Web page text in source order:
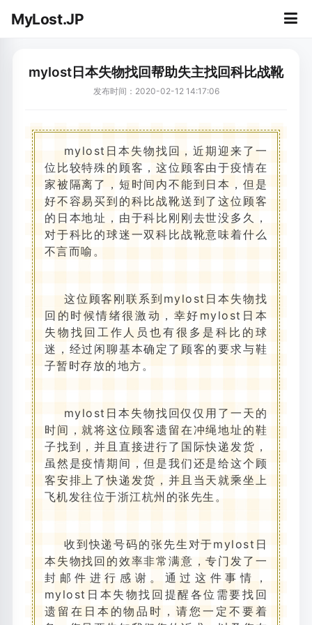
MyLost.JP
mylost日本失物找回帮助失主找回科比战靴
发布时间：2020-02-12 14:17:06
mylost日本失物找回，近期迎来了一
位比较特殊的顾客，这位顾客由于疫情在
家被隔离了，短时间内不能到日本，但是
好不容易买到的科比战靴送到了这位顾客
的日本地址，由于科比刚刚去世没多久，
对于科比的球迷一双科比战靴意味着什么
不言而喻。
这位顾客刚联系到mylost日本失物找
回的时候情绪很激动，幸好mylost日本
失物找回工作人员也有很多是科比的球
迷，经过闲聊基本确定了顾客的要求与鞋
子暂时存放的地方。
mylost日本失物找回仅仅用了一天的
时间，就将这位顾客遗留在冲绳地址的鞋
子找到，并且直接进行了国际快递发货，
虽然是疫情期间，但是我们还是给这个顾
客安排上了快递发货，并且当天就乘坐上
飞机发往位于浙江杭州的张先生。
收到快递号码的张先生对于mylost日
本失物找回的效率非常满意，专门发了一
封邮件进行感谢。通过这件事情，
mylost日本失物找回提醒各位需要找回
遗留在日本的物品时，请您一定不要着